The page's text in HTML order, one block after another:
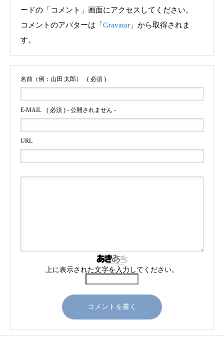
ードの「コメント」画面にアクセスしてください。
コメントのアバターは「 Gravatar 」から取得されま
す。
名前（例：山田 太郎） ( 必須 )
E-MAIL ( 必須 ) - 公開されません -
URL
上に表示された文字を入力してください。